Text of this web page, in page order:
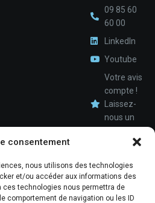
consentement
nous utilisons des technologies
et/ou accéder aux informations des
ces technologies nous permettra de
comportement de navigation ou les ID
09 85 60
60 00
LinkedIn
Youtube
Votre avis
compte !
Laissez-
nous un